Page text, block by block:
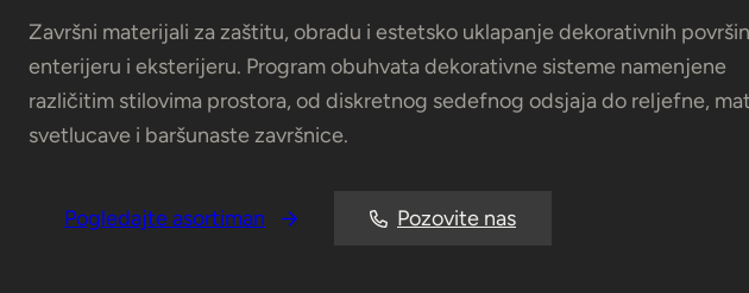
Završni materijali za zaštitu, obradu i estetsko uklapanje dekorativnih
enterijeru i eksterijeru. Program obuhvata dekorativne sisteme namenjene
različitim stilovima prostora, od diskretnog sedefnog odsjaja do reljefne,
svetlucave i baršunaste završnice.
Pogledajte asortiman Pozovite nas